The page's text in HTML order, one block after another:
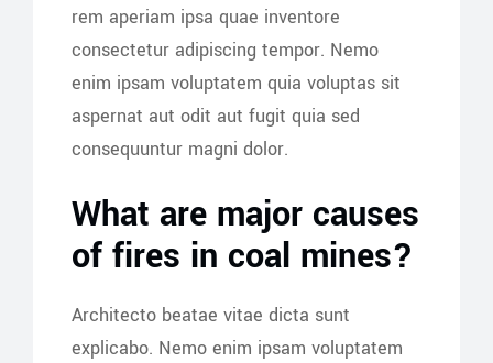
rem aperiam ipsa quae inventore
consectetur adipiscing tempor. Nemo
enim ipsam voluptatem quia voluptas sit
aspernat aut odit aut fugit quia sed
consequuntur magni dolor.
What are major causes
of fires in coal mines?
Architecto beatae vitae dicta sunt
explicabo. Nemo enim ipsam voluptatem